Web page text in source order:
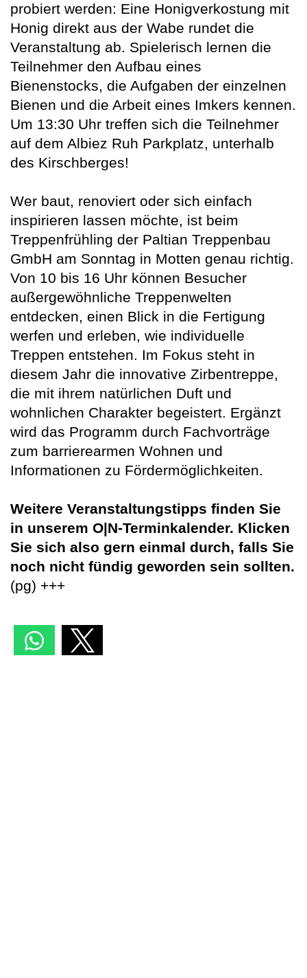
probiert werden: Eine Honigverkostung mit
Honig direkt aus der Wabe rundet die
Veranstaltung ab. Spielerisch lernen die
Teilnehmer den Aufbau eines
Bienenstocks, die Aufgaben der einzelnen
Bienen und die Arbeit eines Imkers kennen.
Um 13:30 Uhr treffen sich die Teilnehmer
auf dem Albiez Ruh Parkplatz, unterhalb
des Kirschberges!
Wer baut, renoviert oder sich einfach
inspirieren lassen möchte, ist beim
Treppenfrühling der Paltian Treppenbau
GmbH am Sonntag in Motten genau richtig.
Von 10 bis 16 Uhr können Besucher
außergewöhnliche Treppenwelten
entdecken, einen Blick in die Fertigung
werfen und erleben, wie individuelle
Treppen entstehen. Im Fokus steht in
diesem Jahr die innovative Zirbentreppe,
die mit ihrem natürlichen Duft und
wohnlichen Charakter begeistert. Ergänzt
wird das Programm durch Fachvorträge
zum barrierearmen Wohnen und
Informationen zu Fördermöglichkeiten.
Weitere Veranstaltungstipps finden Sie
in unserem O|N-Terminkalender. Klicken
Sie sich also gern einmal durch, falls Sie
noch nicht fündig geworden sein sollten.
(pg) +++